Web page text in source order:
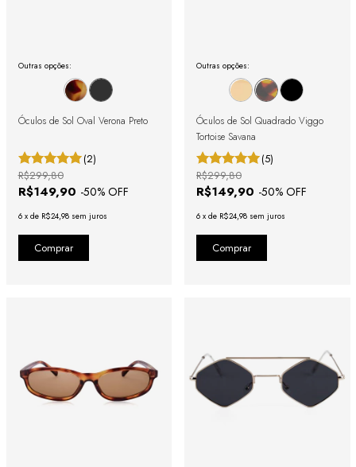
Outras opções:
Óculos de Sol Oval Verona Preto
(2)
R$149,90 -50% OFF
R$299,80
6 x de R$24,98 sem juros
Outras opções:
Óculos de Sol Quadrado Viggo
Tortoise Savana
(5)
R$149,90 -50% OFF
R$299,80
6 x de R$24,98 sem juros